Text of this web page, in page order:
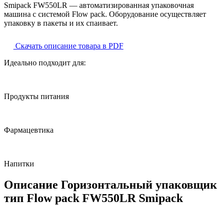
Smipack FW550LR — автоматизированная упаковочная
машина с системой Flow pack. Оборудование осуществляет
упаковку в пакеты и их спаивает.
Скачать описание товара в PDF
Идеально подходит для:
Продукты питания
Фармацевтика
Напитки
Описание Горизонтальный упаковщик
тип Flow pack FW550LR Smipack